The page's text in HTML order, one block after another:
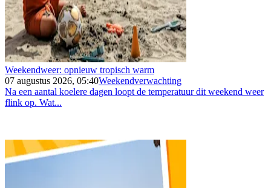
Weekendweer: opnieuw tropisch warm
07 augustus 2026, 05:40Weekendverwachting
Na een aantal koelere dagen loopt de temperatuur dit weekend weer
flink op. Wat...